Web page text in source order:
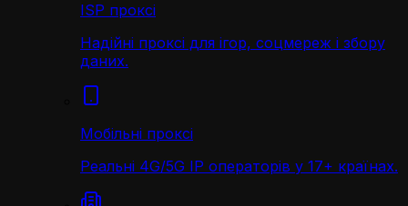
ISP проксі
Надійні проксі для ігор, соцмереж і збору
даних.
Мобільні проксі
Реальні 4G/5G IP операторів у 17+ країнах.